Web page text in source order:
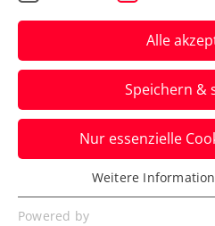
News filtern
Alle
Speichern &
Nur essenzielle
Essenziell
Essenzielle Cookies werden
Weitere
Powered by